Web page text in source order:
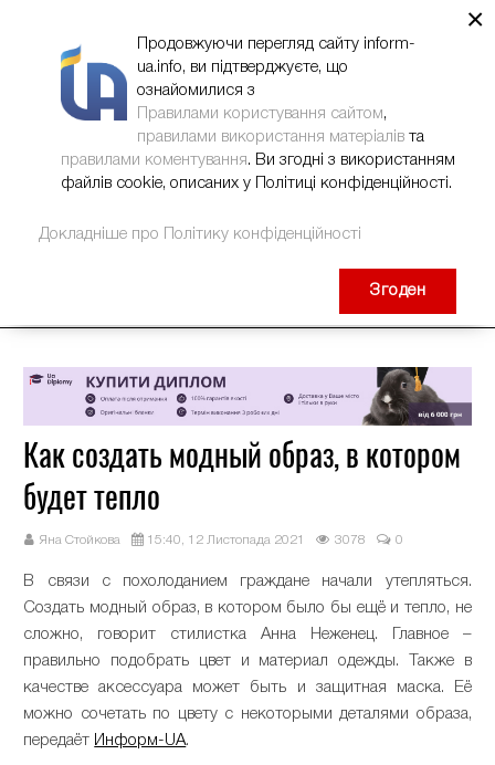
Как создать модный образ, в котором
будет тепло
Яна Стойкова 15:40, 12 Листопада 2021 3078 0
В связи с похолоданием граждане начали утепляться.
Создать модный образ, в котором было бы ещё и тепло, не
сложно, говорит стилистка Анна Неженец. Главное –
правильно подобрать цвет и материал одежды. Также в
качестве аксессуара может быть и защитная маска. Её
можно сочетать по цвету с некоторыми деталями образа,
передаёт Информ-UA.
×
Продовжуючи перегляд сайту inform-
ua.info, ви підтверджуєте, що
ознайомилися з
Правилами користування сайтом,
правилами використання матеріалів та
правилами коментування. Ви згодні з використанням
файлів cookie, описаних у Політиці конфіденційності.
Докладніше про Політику конфіденційності
Згоден